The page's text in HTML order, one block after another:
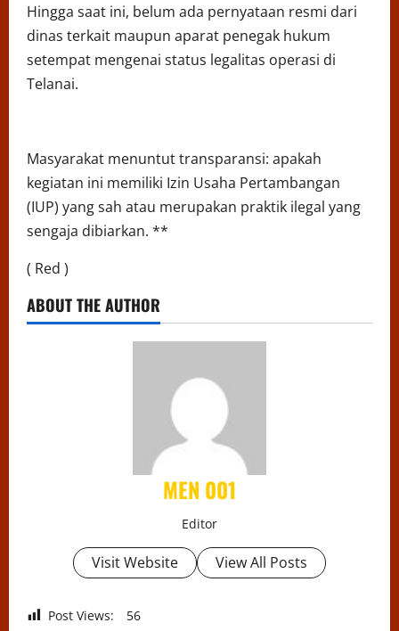
Hingga saat ini, belum ada pernyataan resmi dari
dinas terkait maupun aparat penegak hukum
setempat mengenai status legalitas operasi di
Telanai.
Masyarakat menuntut transparansi: apakah
kegiatan ini memiliki Izin Usaha Pertambangan
(IUP) yang sah atau merupakan praktik ilegal yang
sengaja dibiarkan. **
( Red )
ABOUT THE AUTHOR
MEN 001
Editor
Visit Website View All Posts
Post Views: 56